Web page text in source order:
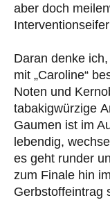
aber doch
Daran denke
mit „Caroline“
Noten und
tabakigwürzige
Gaumen ist im
lebendig,
es geht runder
zum Finale hin
Gerbstoffeintrag